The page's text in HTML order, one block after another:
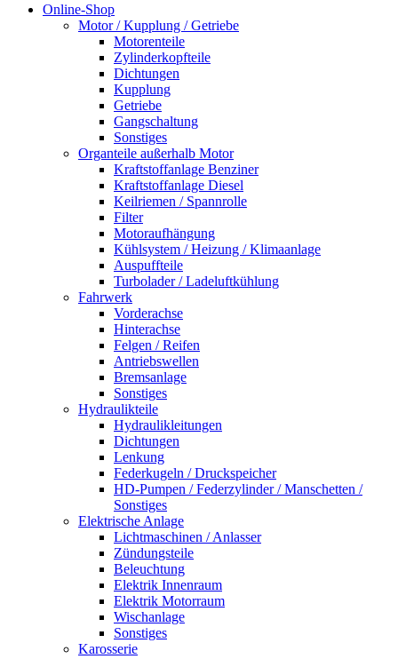
Online-Shop
Motor / Kupplung / Getriebe
Motorenteile
Zylinderkopfteile
Dichtungen
Kupplung
Getriebe
Gangschaltung
Sonstiges
Organteile außerhalb Motor
Kraftstoffanlage Benziner
Kraftstoffanlage Diesel
Keilriemen / Spannrolle
Filter
Motoraufhängung
Kühlsystem / Heizung / Klimaanlage
Auspuffteile
Turbolader / Ladeluftkühlung
Fahrwerk
Vorderachse
Hinterachse
Felgen / Reifen
Antriebswellen
Bremsanlage
Sonstiges
Hydraulikteile
Hydraulikleitungen
Dichtungen
Lenkung
Federkugeln / Druckspeicher
HD-Pumpen / Federzylinder / Manschetten /
Sonstiges
Elektrische Anlage
Lichtmaschinen / Anlasser
Zündungsteile
Beleuchtung
Elektrik Innenraum
Elektrik Motorraum
Wischanlage
Sonstiges
Karosserie